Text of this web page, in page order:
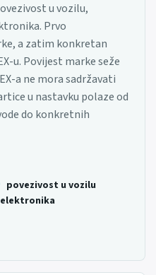
u vozilu,
Prvo
a zatim konkretan
u. Povijest marke seže
a ne mora sadržavati
u nastavku polaze od
do konkretnih
povezivost u vozilu